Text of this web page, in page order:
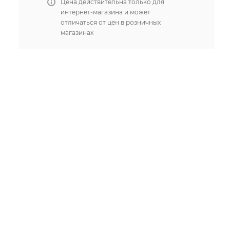
Цена действительна только для
интернет-магазина и может
отличаться от цен в розничных
магазинах